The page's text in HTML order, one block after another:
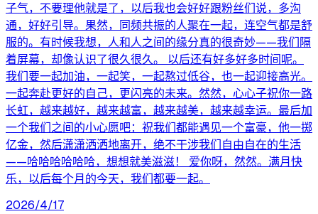
子气，不要理他就是了，以后我也会好好跟粉丝们说，多沟
通，好好引导。果然，同频共振的人聚在一起，连空气都是舒
服的。有时候我想，人和人之间的缘分真的很奇妙——我们隔
着屏幕，却像认识了很久很久。 以后还有好多好多时间呢。
我们要一起加油，一起笑，一起熬过低谷，也一起迎接高光。
一起奔赴更好的自己，更闪亮的未来。然然，心心子祝你一路
长虹，越来越好，越来越富，越来越美，越来越幸运。最后加
一个我们之间的小心愿吧：祝我们都能遇见一个富豪，他一掷
亿金，然后潇潇洒洒地离开，绝不干涉我们自由自在的生活
——哈哈哈哈哈哈，想想就美滋滋！ 爱你呀，然然。满月快
乐，以后每个月的今天，我们都要一起。
2026/4/17